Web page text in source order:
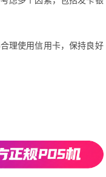
理使用信用卡，保持良好